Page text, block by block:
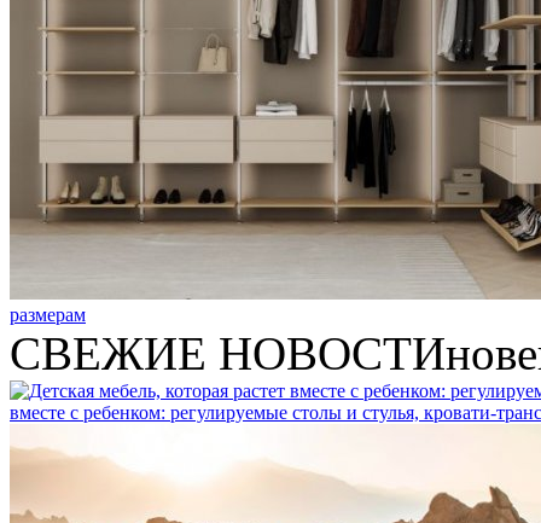
размерам
СВЕЖИЕ НОВОСТИ
вместе с ребенком: регулируемые столы и стулья, кровати-